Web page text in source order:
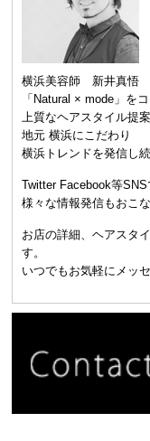
横浜美容師 新井真悟
「Natural × mode」を
上質なヘアスタイル提
地元 横浜にこだわり
横浜トレンドを発信し続
Twitter Facebook等SNS
様々な情報発信もおこ
お店の詳細、ヘアスタ
す。
いつでもお気軽にメッ